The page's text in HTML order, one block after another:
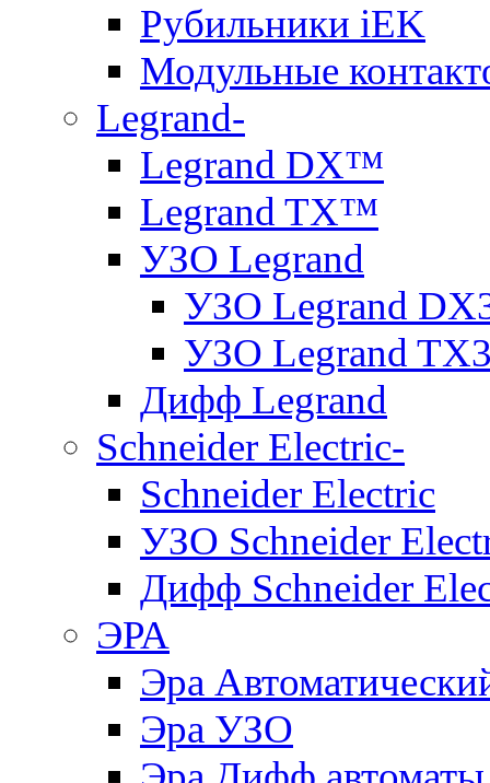
Рубильники iEK
Модульные
Legrand-
Legrand DX™
Legrand TX™
УЗО Legrand
УЗО Legrand
УЗО Legrand
Дифф Legrand
Schneider Electric-
Schneider Electric
УЗО Schneider
Дифф Schneider
ЭРА
Эра
Эра УЗО